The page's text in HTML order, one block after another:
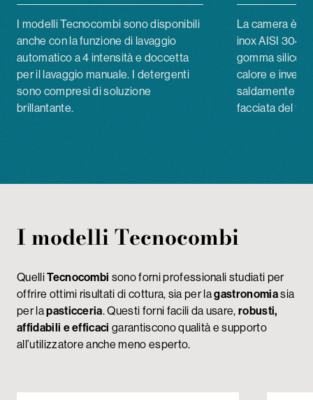
I modelliTecnocombi sono disponibili
anche con la funzione di lavaggio
automatico a 4 intensità e doccetta
per il lavaggio manuale. I detergenti
sono compresi di soluzione
brillantante.
La camera è a
inox AISI 304
gomma
calore e
saldamente
facciata del
I modelli Tecnocombi
QuelliTecnocombi sono forni professionali studiati per
offrire ottimi risultati di cottura, sia per lagastronomiasia
per lapasticceria. Questi forni facili da usare,robusti,
affidabili e efficaci garantiscono qualità e supporto
all’utilizzatore anche meno esperto.